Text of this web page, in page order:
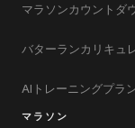
マラソンカウントダ
バターランカリキュ
AIトレーニングプラ
マラソン